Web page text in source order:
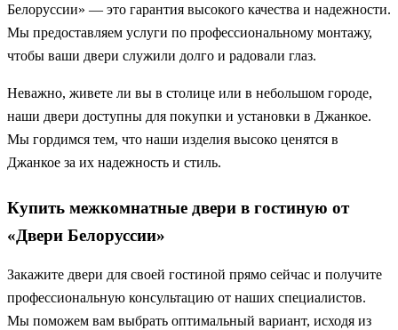
Белоруссии» — это гарантия высокого качества и надежности.
Мы предоставляем услуги по профессиональному монтажу,
чтобы ваши двери служили долго и радовали глаз.
Неважно, живете ли вы в столице или в небольшом городе,
наши двери доступны для покупки и установки в Джанкое.
Мы гордимся тем, что наши изделия высоко ценятся в
Джанкое за их надежность и стиль.
Купить межкомнатные двери в гостиную от
«Двери Белоруссии»
Закажите двери для своей гостиной прямо сейчас и получите
профессиональную консультацию от наших специалистов.
Мы поможем вам выбрать оптимальный вариант, исходя из